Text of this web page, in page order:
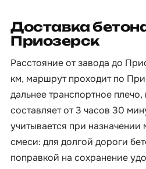
Доставка
Приозерск
Расстояние от завода до
км, маршрут проходит по
дальнее транспортное
составляет от 3 часов 30
учитывается при
смеси: для долгой дороги
поправкой на сохранение